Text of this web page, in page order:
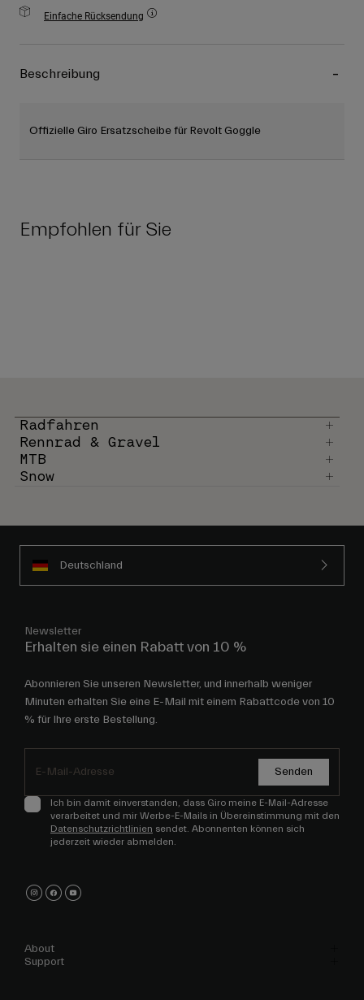
Einfache Rücksendung
Beschreibung
Offizielle Giro Ersatzscheibe für Revolt Goggle
Empfohlen für Sie
Radfahren
Rennrad & Gravel
MTB
Snow
Deutschland
Newsletter
Erhalten sie einen Rabatt von 10 %
Abonnieren Sie unseren Newsletter, und innerhalb weniger
Minuten erhalten Sie eine E-Mail mit einem Rabattcode von 10
% für Ihre erste Bestellung.
Senden
Ich bin damit einverstanden, dass Giro meine E-Mail-Adresse
verarbeitet und mir Werbe-E-Mails in Übereinstimmung mit den
Datenschutzrichtlinien sendet. Abonnenten können sich
jederzeit wieder abmelden.
About
Support